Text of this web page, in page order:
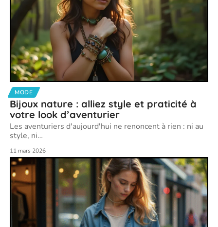
MODE
Bijoux nature : alliez style et praticité à
votre look d’aventurier
Les aventuriers d'aujourd'hui ne renoncent à rien : ni au
style, ni…
11 mars 2026